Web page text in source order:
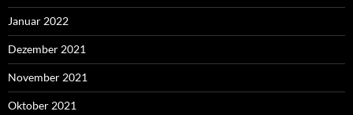
Januar 2022
Dezember 2021
November 2021
Oktober 2021